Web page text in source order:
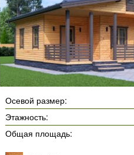
Осевой размер:
Этажность:
Общая площадь: